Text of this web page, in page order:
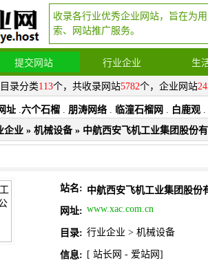
收录各行业优秀企业网站，旨在为
索、网站推广服务。
提交网站 行业企业 生
录分类113个，共收录网站5782个，企业网站
址 .六个石榴 . 朋涛网络 . 临潼石榴网 . 白鹿观 .
企业 » 机械设备» 中航西安飞机工业集团股份
站名: 中航西安飞机工业集团股份
网址: www.xac.com.cn
目录: 行业企业 > 机械设备
信息: [ 站长网 - 爱站网 ]